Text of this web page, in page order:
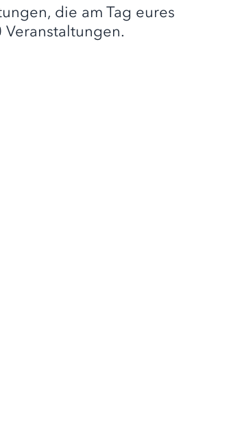
die am Tag eures